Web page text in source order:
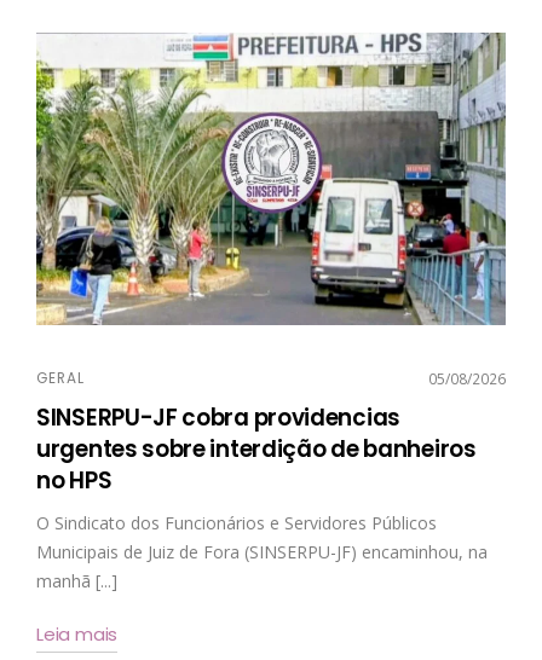
GERAL 05/08/2026
SINSERPU-JF cobra providencias
urgentes sobre interdição de banheiros
no HPS
O Sindicato dos Funcionários e Servidores Públicos
Municipais de Juiz de Fora (SINSERPU-JF) encaminhou, na
manhã [...]
Leia mais